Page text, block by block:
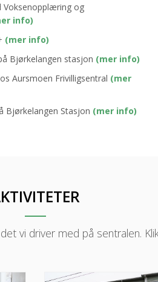
Voksenopplæring og
info)
(mer info)
Bjørkelangen stasjon (mer info)
Aursmoen Frivilligsentral (mer
Bjørkelangen Stasjon (mer info)
vi driver med på sentralen.